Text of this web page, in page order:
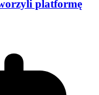
platformę